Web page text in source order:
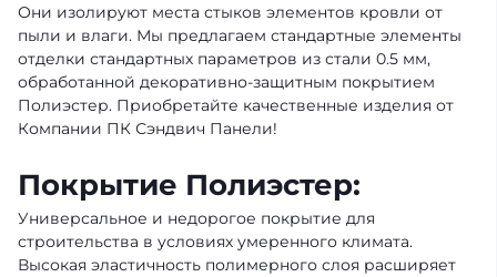
Они изолируют места стыков элементов кровли от
пыли и влаги. Мы предлагаем стандартные элементы
отделки стандартных параметров из стали 0.5 мм,
обработанной декоративно-защитным покрытием
Полиэстер. Приобретайте качественные изделия от
Компании ПК Сэндвич Панели!
Покрытие Полиэстер:
Универсальное и недорогое покрытие для
строительства в условиях умеренного климата.
Высокая эластичность полимерного слоя расширяет